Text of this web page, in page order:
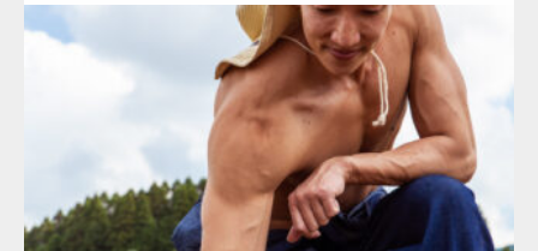
型写真)
Update:2023.02.11
芋掘りのマッチョ オレンジの人 AKIHITO(細マッチョ) 肩
唐津 (佐賀)
ダウンロード